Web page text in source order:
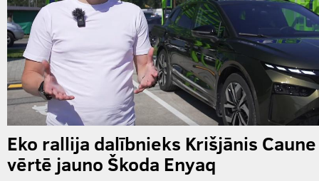
Eko rallija dalībnieks Krišjānis Caune
vērtē jauno Škoda Enyaq